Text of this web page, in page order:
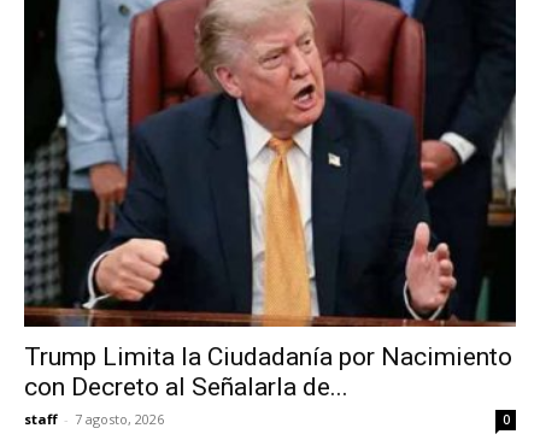
Trump Limita la Ciudadanía por Nacimiento
con Decreto al Señalarla de...
staff - 7 agosto, 2026 0